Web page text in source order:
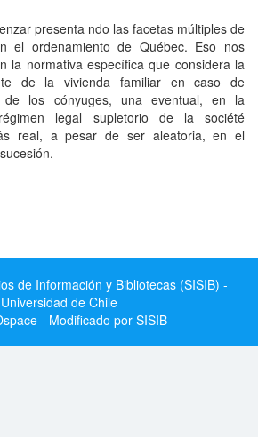
presenta ndo las facetas múltiples de
el ordenamiento de Québec. Eso nos
la normativa específica que considera la
de la vivienda familiar en caso de
de los cónyuges, una eventual, en la
legal supletorio de la société
real, a pesar de ser aleatoria, en el
de Información y Bibliotecas (SISIB) -
Universidad de Chile
- Modificado por SISIB